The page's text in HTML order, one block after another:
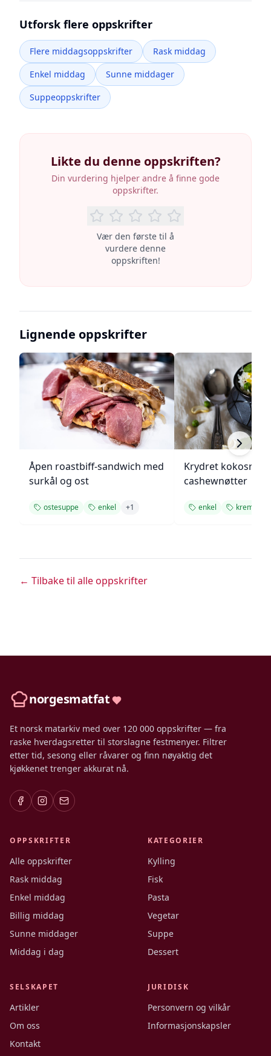
Utforsk flere oppskrifter
Flere middagsoppskrifter
Rask middag
Enkel middag
Sunne middager
Suppeoppskrifter
Likte du denne oppskriften?
Din vurdering hjelper andre å finne gode
oppskrifter.
Vær den første til å
vurdere denne
oppskriften!
Lignende oppskrifter
Åpen roastbiff-sandwich med
surkål og ost
ostesuppe enkel +1
Krydret kokosris
cashewnøtter
enkel kremet
← Tilbake til alle oppskrifter
norgesmatfat
Et norsk matarkiv med over 120 000 oppskrifter — fra
raske hverdagsretter til storslagne festmenyer. Filtrer
etter tid, sesong eller råvarer og finn nøyaktig det
kjøkkenet trenger akkurat nå.
OPPSKRIFTER
Alle oppskrifter
Rask middag
Enkel middag
Billig middag
Sunne middager
Middag i dag
KATEGORIER
Kylling
Fisk
Pasta
Vegetar
Suppe
Dessert
SELSKAPET
Artikler
Om oss
Kontakt
JURIDISK
Personvern og vilkår
Informasjonskapsler